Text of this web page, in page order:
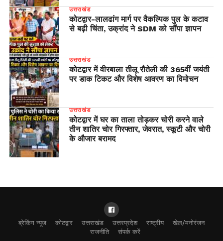
उत्तराखंड
​कोटद्वार-लालढांग मार्ग पर वैकल्पिक पुल के कटाव
से बढ़ी चिंता, उक्रांद ने SDM को सौंपा ज्ञापन
उत्तराखंड
कोटद्वार में वीरबाला तीलू रौतेली की 365वीं जयंती
पर डाक टिकट और विशेष आवरण का विमोचन
उत्तराखंड
कोटद्वार में घर का ताला तोड़कर चोरी करने वाले
तीन शातिर चोर गिरफ्तार, जेवरात, स्कूटी और चोरी
के औजार बरामद
ब्रेकिंग न्यूज कोटद्वार उत्तराखंड उत्तरप्रदेश राष्ट्रीय
खेल/मनोरंजन
राजनीति
संपर्क करें